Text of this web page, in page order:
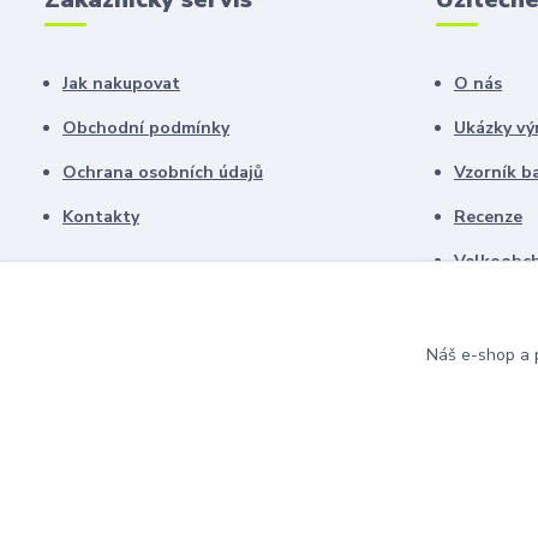
Jak nakupovat
Obchodní podmínky
Ochrana osobních údajů
Kontakty
O nás
Ukázky
Vzorník
Recenze
Náš e-shop a